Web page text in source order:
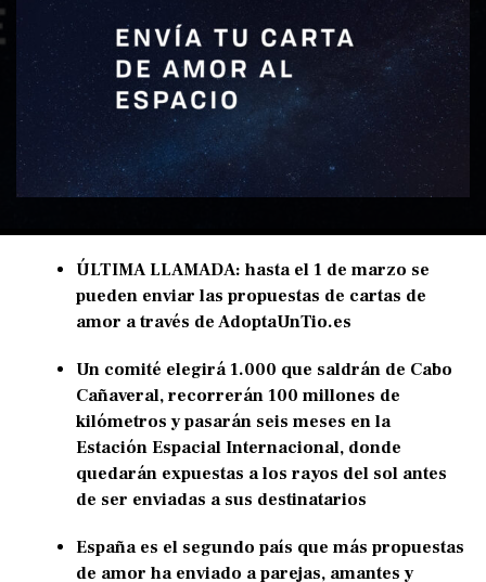
ÚLTIMA LLAMADA: hasta el 1 de marzo se
pueden enviar las propuestas de cartas de
amor a través de AdoptaUnTio.es
Un comité elegirá 1.000 que saldrán de Cabo
Cañaveral, recorrerán 100 millones de
kilómetros y pasarán seis meses en la
Estación Espacial Internacional, donde
quedarán expuestas a los rayos del sol antes
de ser enviadas a sus destinatarios
España es el segundo país que más propuestas
de amor ha enviado a parejas, amantes y